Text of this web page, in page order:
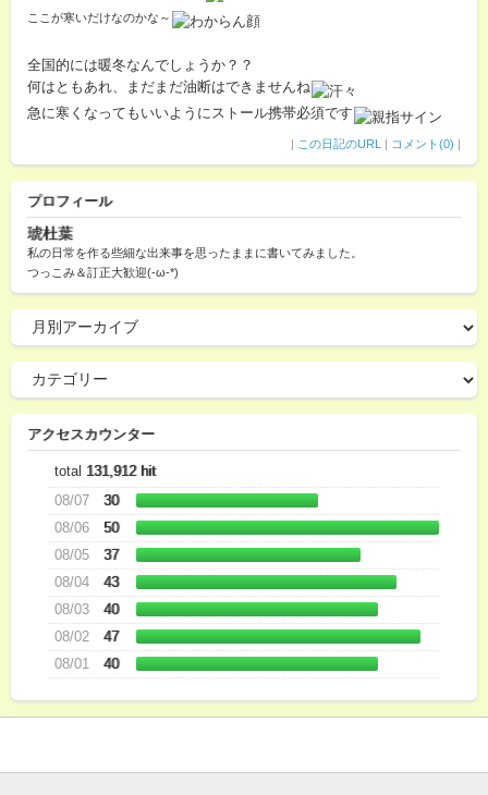
ここが寒いだけなのかな～
全国的には暖冬なんでしょうか？？
何はともあれ、まだまだ油断はできませんね
急に寒くなってもいいようにストール携帯必須です
| この日記のURL | コメント(0) |
プロフィール
琥杜葉
私の日常を作る些細な出来事を思ったままに書いてみました。
つっこみ＆訂正大歓迎(-ω-*)
アクセスカウンター
total 131,912 hit
08/07
30
08/06
50
08/05
37
08/04
43
08/03
40
08/02
47
08/01
40